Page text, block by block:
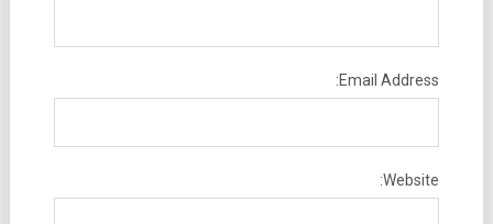
Email Address:
Website: